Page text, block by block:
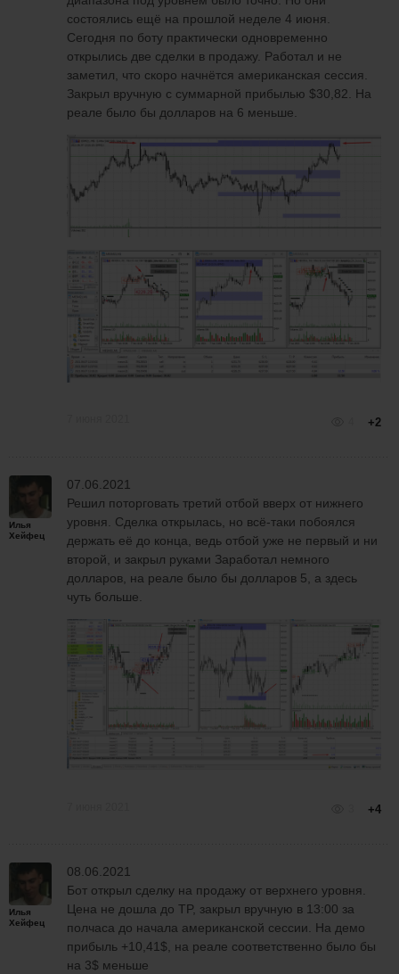
состоялись ещё на прошлой неделе 4 июня.
Сегодня по боту практически одновременно
открылись две сделки в продажу. Работал и не
заметил, что скоро начнётся американская сессия.
Закрыл вручную с суммарной прибылью $30,82. На
реале было бы долларов на 6 меньше.
+2
Илья
Хейфец
07.06.2021
Решил поторговать третий отбой вверх от нижнего
уровня. Сделка открылась, но всё-таки побоялся
держать её до конца, ведь отбой уже не первый и ни
второй, и закрыл руками Заработал немного
долларов, на реале было бы долларов 5, а здесь
чуть больше.
+4
Илья
Хейфец
08.06.2021
Бот открыл сделку на продажу от верхнего уровня.
Цена не дошла до TP, закрыл вручную в 13:00 за
полчаса до начала американской сессии. На демо
прибыль +10,41$, на реале соответственно было бы
на 3$ меньше